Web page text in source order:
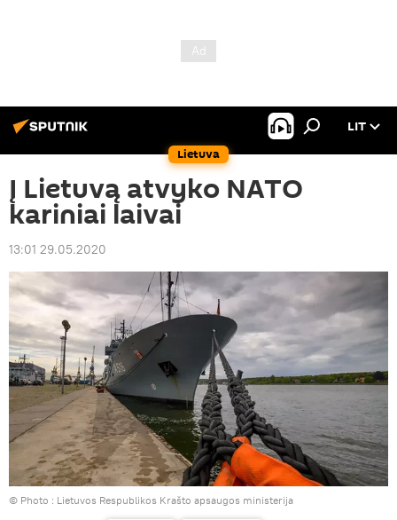
Lietuva
LIT
Į Lietuvą atvyko NATO
kariniai laivai
13:01 29.05.2020
© Photo : Lietuvos Respublikos Krašto apsaugos ministerija